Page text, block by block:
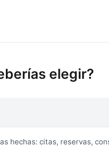
elegir?
hechas: citas, reservas,